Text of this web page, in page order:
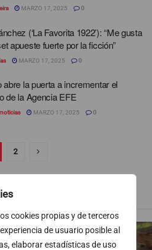
cookies propias y de terceros
de usuario posible al
elaborar estadísticas de uso
MARZO 17, 2025 0
(‘La Favorita 1922’): “Me gusta
apueste fuerte por la ficción”
MARZO 17, 2025 0
abre la puerta a incrementar el
de la Agencia EFE
MARZO 17, 2025 0
2